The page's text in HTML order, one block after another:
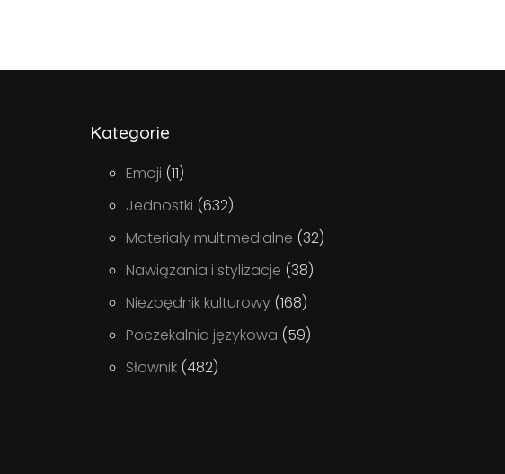
Kategorie
Emoji (11)
Jednostki (632)
Materiały multimedialne (32)
Nawiązania i stylizacje (38)
Niezbędnik kulturowy (168)
Poczekalnia językowa (59)
Słownik (482)